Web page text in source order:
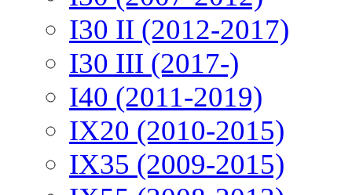
I30 II (2012-2017)
I30 III (2017-)
I40 (2011-2019)
IX20 (2010-2015)
IX35 (2009-2015)